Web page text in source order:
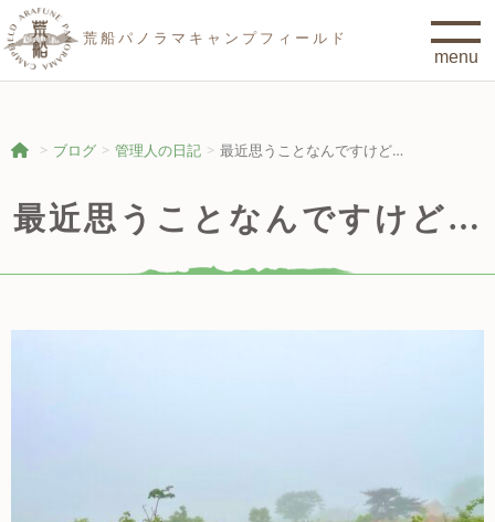
荒船パノラマキャンプフィールド
ブログ 管理人の日記 最近思うことなんですけど…
最近思うことなんですけど…